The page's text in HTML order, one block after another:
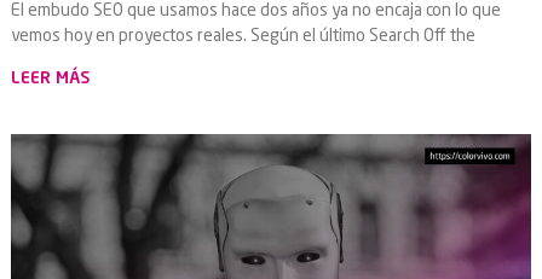
El embudo SEO que usamos hace dos años ya no encaja con lo que
vemos hoy en proyectos reales. Según el último Search Off the
LEER MÁS